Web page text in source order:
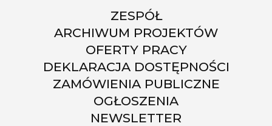
ZESPÓŁ
ARCHIWUM PROJEKTÓW
OFERTY PRACY
DEKLARACJA DOSTĘPNOŚCI
ZAMÓWIENIA PUBLICZNE
OGŁOSZENIA
NEWSLETTER